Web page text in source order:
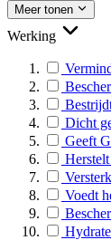
Meer tonen
Werking
Dicht
Geeft
Voedt